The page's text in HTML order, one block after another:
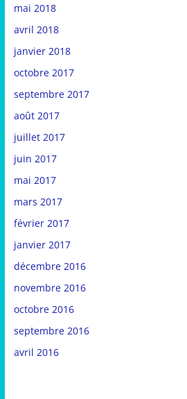
mai 2018
avril 2018
janvier 2018
octobre 2017
septembre 2017
août 2017
juillet 2017
juin 2017
mai 2017
mars 2017
février 2017
janvier 2017
décembre 2016
novembre 2016
octobre 2016
septembre 2016
avril 2016